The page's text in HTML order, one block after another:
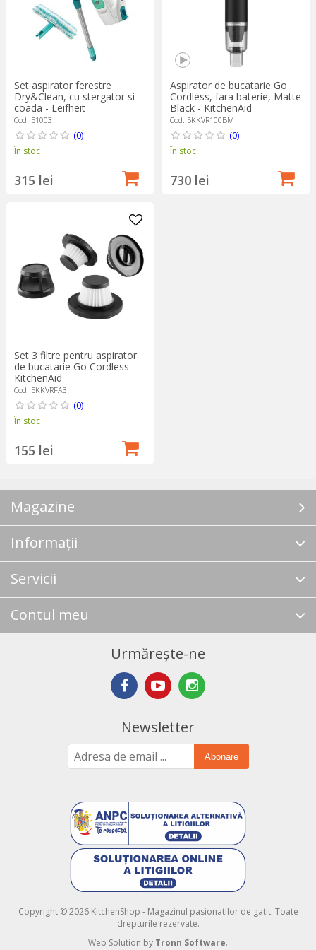
Set aspirator ferestre
Dry&Clean, cu stergator si
coada - Leifheit
Cod: 51003
(0)
În stoc
315 lei
Aspirator de bucatarie Go
Cordless, fara baterie, Matte
Black - KitchenAid
Cod: 5KKVR100BM
(0)
În stoc
730 lei
Set 3 filtre pentru aspirator
de bucatarie Go Cordless -
KitchenAid
Cod: 5KKVRFA3
(0)
În stoc
155 lei
Magazine
Informații
Servicii
Contul meu
Urmărește-ne
Newsletter
Abonare
Copyright © 2026 KitchenShop - Magazinul pasionatilor de gatit. Toate
drepturile rezervate.
Web Solution by Tronn Software.